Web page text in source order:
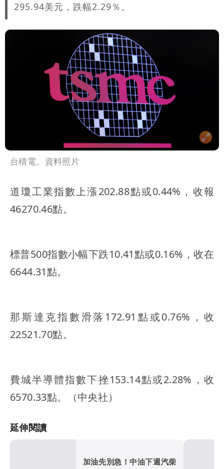
295.94美元，跌幅2.29％。
台積電。資料照片
道瓊工業指數上漲202.88點或0.44%，收報
46270.46點。
標普500指數小幅下跌10.41點或0.16%，收在
6644.31點。
那斯達克指數滑落172.91點或0.76%，收
22521.70點。
費城半導體指數下挫153.14點或2.28%，收
6570.33點。（中央社）
延伸閱讀
加油先別急！中油下週汽柴